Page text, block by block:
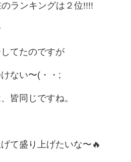
ランキングは２位!!!!
てたのですが
ない〜(・・;
皆同じですね。
て盛り上げたいな〜🔥